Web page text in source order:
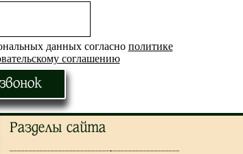
данных согласно политике
соглашению
Разделы сайта